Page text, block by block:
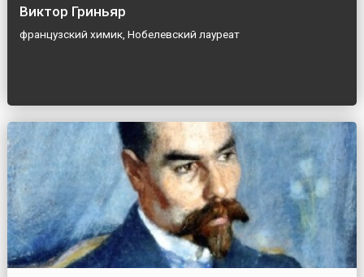
Виктор Гриньяр
французский химик, Нобелевский лауреат